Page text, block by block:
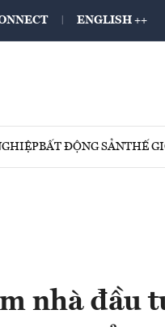
ENGLISH ++
BẤT ĐỘNG SẢNTHẾ
nhà đầu